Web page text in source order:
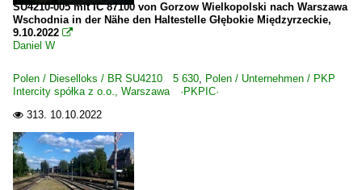
SU4210-005 mit IC 87100 von Gorzow Wielkopolski nach Warszawa
Wschodnia in der Nähe den Haltestelle Głębokie Międzyrzeckie,
9.10.2022 
Daniel W
Polen / Dieselloks / BR SU4210 5 630, Polen / Unternehmen / PKP
Intercity spółka z o.o., Warszawa ·PKPIC·
 313. 10.10.2022